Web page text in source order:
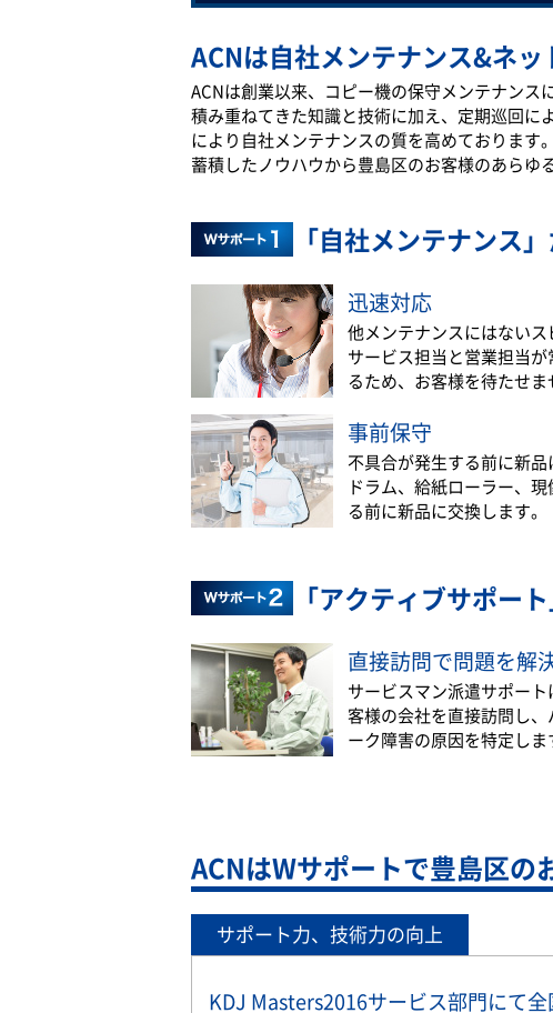
ACNは自社メンテナンス&ネッ
ACNは創業以来、コピー機の保守メンテナンス
積み重ねてきた知識と技術に加え、定期巡回
により自社メンテナンスの質を高めております。
蓄積したノウハウから豊島区のお客様のあらゆ
「自社メンテナンス
迅速対応
他メンテナンスにはないス
サービス担当と営業担当
るため、お客様を待たせま
事前保守
不具合が発生する前に新品
ドラム、給紙ローラー、
る前に新品に交換します。
「アクティブサポー
直接訪問で問題を解
サービスマン派遣サポー
客様の会社を直接訪問し
ーク障害の原因を特定しま
ACNはWサポートで豊島区の
サポート力、技術力の向上
KDJ Masters2016サービス部門にて